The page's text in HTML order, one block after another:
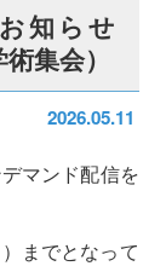
知らせ
集会）
2026.05.11
マンド配信を
までとなって